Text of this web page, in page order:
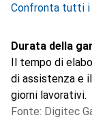
Confronta tutti i
Durata della
Il tempo di
di assistenza e
giorni lavorativi.
Fonte: Digitec